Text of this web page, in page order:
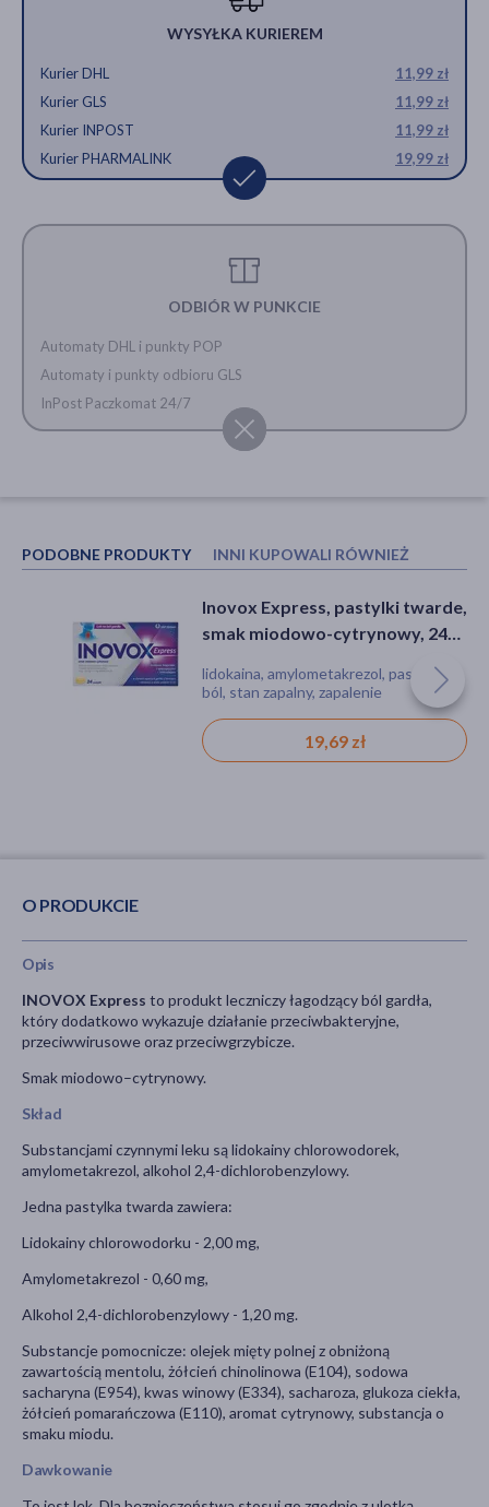
WYSYŁKA KURIEREM
Kurier DHL
11,99 zł
Kurier GLS
11,99 zł
Kurier INPOST
11,99 zł
Kurier PHARMALINK
19,99 zł
ODBIÓR W PUNKCIE
Automaty DHL i punkty POP
Automaty i punkty odbioru GLS
InPost Paczkomat 24/7
PODOBNE PRODUKTY INNI KUPOWALI RÓWNIEŻ
Inovox Express, pastylki twarde,
smak miodowo-cytrynowy, 24
lidokaina, amylometakrezol, pastylki,
ból, stan zapalny, zapalenie
19,69 zł
INOVOX Ultra smak miętowy
(Ultravox), 8,75 mg, pastylki
flurbiprofen, pastylki, ból,
przeziębienie, stan zapalny
27,29 zł
O PRODUKCIE
Opis
INOVOX Express to produkt leczniczy łagodzący ból gardła,
który dodatkowo wykazuje działanie przeciwbakteryjne,
przeciwwirusowe oraz przeciwgrzybicze.
Smak miodowo–cytrynowy.
Skład
Substancjami czynnymi leku są lidokainy chlorowodorek,
amylometakrezol, alkohol 2,4-dichlorobenzylowy.
Jedna pastylka twarda zawiera:
Lidokainy chlorowodorku - 2,00 mg,
Amylometakrezol - 0,60 mg,
Alkohol 2,4-dichlorobenzylowy - 1,20 mg.
Substancje pomocnicze: olejek mięty polnej z obniżoną
zawartością mentolu, żółcień chinolinowa (E104), sodowa
sacharyna (E954), kwas winowy (E334), sacharoza, glukoza ciekła,
żółcień pomarańczowa (E110), aromat cytrynowy, substancja o
smaku miodu.
Dawkowanie